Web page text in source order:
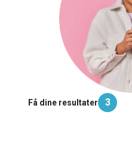
Få dine resultater 3